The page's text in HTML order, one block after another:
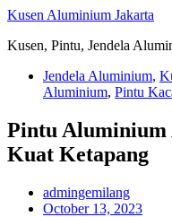
Skip
content
Kusen Aluminium Jakarta
Kusen, Pintu, Jendela
Jendela Aluminium,
Aluminium, Pintu
Pintu Aluminium
Kuat Ketapang
admingemilang
October 13, 2023